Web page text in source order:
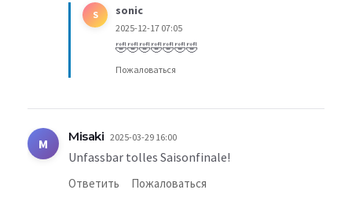
S sonic
2025-12-17 07:05
🤣🤣🤣🤣🤣🤣🤣
Пожаловаться
M Misaki 2025-03-29 16:00
Unfassbar tolles Saisonfinale!
Ответить Пожаловаться